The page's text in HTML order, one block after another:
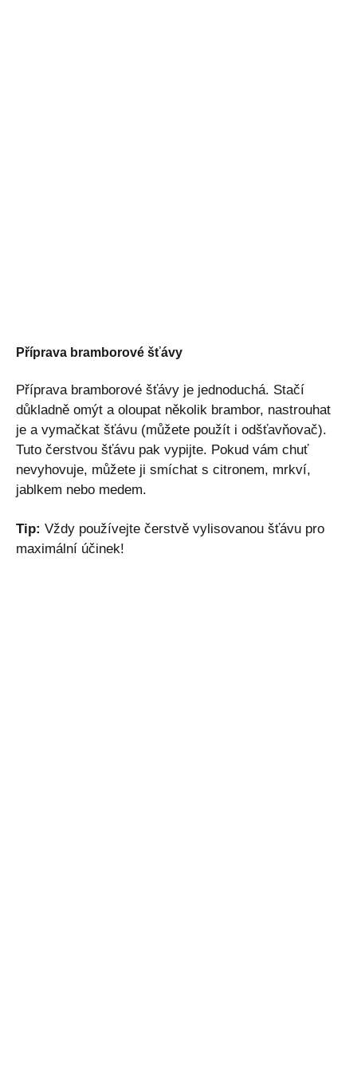
Příprava bramborové šťávy
Příprava bramborové šťávy je jednoduchá. Stačí
důkladně omýt a oloupat několik brambor, nastrouhat
je a vymačkat šťávu (můžete použít i odšťavňovač).
Tuto čerstvou šťávu pak vypijte. Pokud vám chuť
nevyhovuje, můžete ji smíchat s citronem, mrkví,
jablkem nebo medem.
Tip: Vždy používejte čerstvě vylisovanou šťávu pro
maximální účinek!